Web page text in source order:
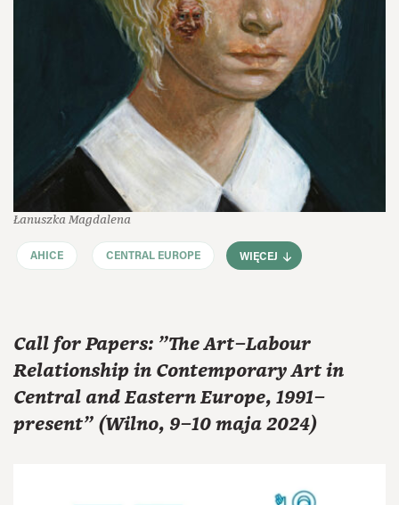
Łanuszka Magdalena
AHICE CENTRAL EUROPE WIĘCEJ
Call for Papers: "The Art–Labour
Relationship in Contemporary Art in
Central and Eastern Europe, 1991–
present" (Wilno, 9–10 maja 2024)